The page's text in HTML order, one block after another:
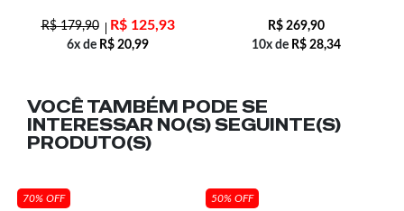
R$179,90 R$125,93
6x de R$ 20,99
R$ 269,90
10x de R$ 28,34
VOCÊ TAMBÉM PODE SE
INTERESSAR NO(S) SEGUINTE(S)
PRODUTO(S)
70% OFF 50% OFF